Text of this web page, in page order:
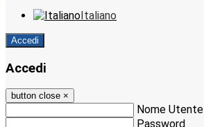
Italiano
Accedi
Accedi
button close ×
Nome Utente
Password